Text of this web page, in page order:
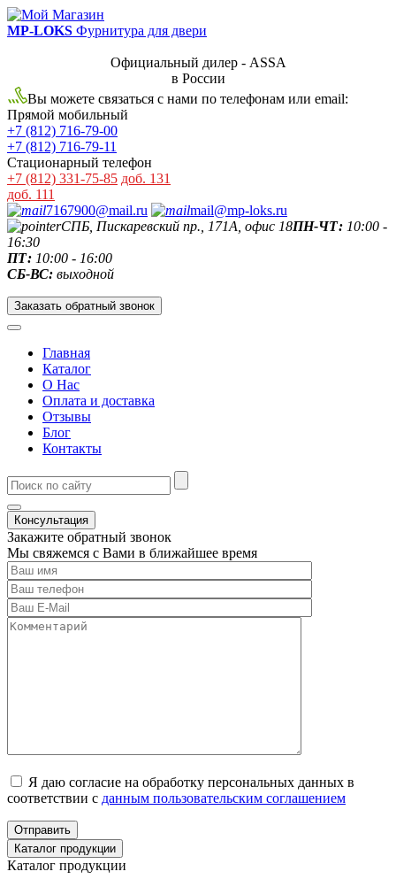
MP-LOKS Фурнитура для двери
Официальный дилер - ASSA
в России
Вы можете связаться с нами по телефонам или email:
Прямой мобильный
+7 (812) 716-79-00
+7 (812) 716-79-11
Стационарный телефон
+7 (812) 331-75-85 доб. 131
доб. 111
7167900@mail.ru
mail@mp-loks.ru
СПБ, Пискаревский пр., 171А, офис 18ПН-ЧТ: 10:00 -
16:30
ПТ: 10:00 - 16:00
СБ-ВС: выходной
Заказать обратный звонок
Главная
Каталог
О Нас
Оплата и доставка
Отзывы
Блог
Контакты
Консультация
Закажите обратный звонок
Мы свяжемся с Вами в ближайшее время
Я даю согласие на обработку персональных данных в
соответствии с данным пользовательским соглашением
Отправить
Каталог продукции
Каталог продукции